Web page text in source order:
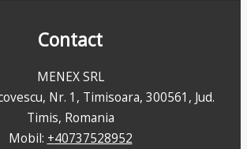
Contact
MENEX SRL
Nr. 1, Timisoara, 300561, Jud.
Timis, Romania
Mobil: +40737528952